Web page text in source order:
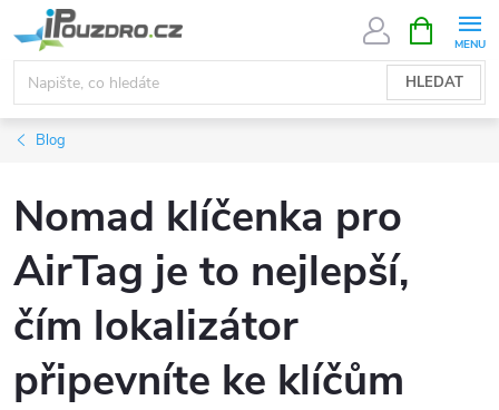
na
obsah
HLEDAT
NÁKUPNÍ
KOŠÍK
Blog
Nomad klíčenka pro
AirTag je to nejlepší,
čím lokalizátor
připevníte ke klíčům